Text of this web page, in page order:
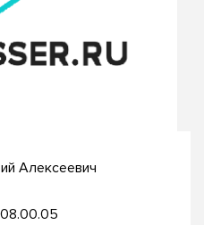
Алексеевич
08.00.05